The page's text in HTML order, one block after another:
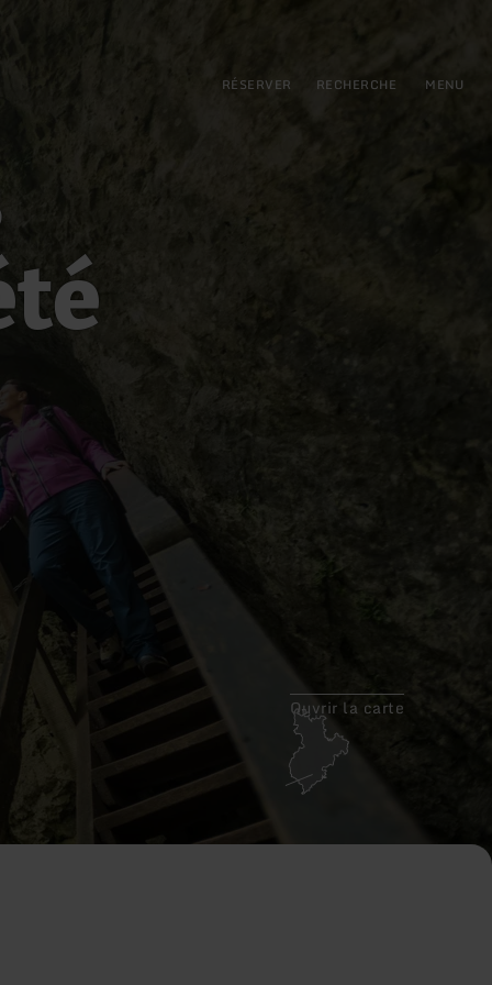
RÉSERVER RECHERCHE MENU
Ouvrir la carte